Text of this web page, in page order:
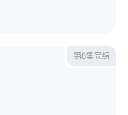
第8集完结